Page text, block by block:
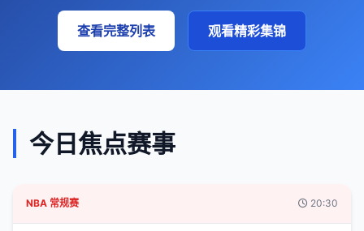
查看完整列表 观看精彩集锦
今日焦点赛事
NBA 常规赛 20:30